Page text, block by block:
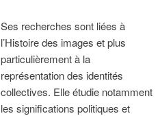
Ses recherches sont liées à
l’Histoire des images et plus
particulièrement à la
représentation des identités
collectives. Elle étudie notamment
les significations politiques et